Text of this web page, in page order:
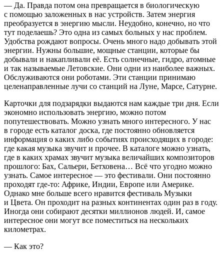
— Да. Правда потом она превращается в биологическую
с помощью заложенных в нас устройств. Затем энергия
преобразуется в энергию мысли. Неудобно, конечно, но что
тут поделаешь? Это одна из самых больных у нас проблем.
Удобства рождают вопросы. Очень много надо добывать этой
энергии. Нужны большие, мощные станции, которые бы
добывали и накапливали её. Есть солнечные, гидро, атомные
и так называемые Летовские. Они одни из наиболее важных.
Обслуживаются они роботами. Эти станции принимаю
целенаправленные лучи со станций на Луне, Марсе, Сатурне.
Карточки для подзарядки выдаются нам каждые три дня. Если
экономно использовать энергию, можно потом
попутешествовать. Можно узнать много интересного. У нас
в городе есть каталог доска, где постоянно обновляется
информация о каких либо событиях происходящих в городе:
где какая музыка звучит и прочее. В каталоге можно узнать,
где в каких храмах звучит музыка величайших композиторов
прошлого: Бах, Сальери, Бетховена… Всё что угодно можно
узнать. Самое интересное — это фестивали. Они постоянно
проходят где-то: Африке, Индии, Европе или Америке.
Однако мне больше всего нравится фестиваль Музыки
и Цвета. Он проходит на разных континентах один раз в году.
Иногда они собирают десятки миллионов людей. И, самое
интересное они могут все поместиться на нескольких
километрах.
— Как это?